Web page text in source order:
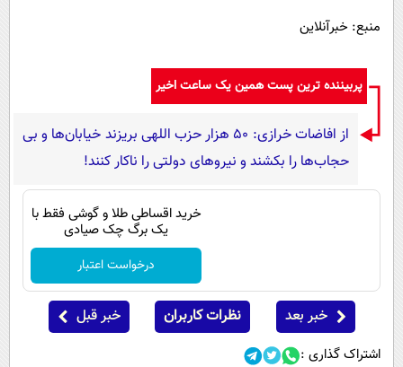
منبع: خبرآنلاین
پربیننده ترین پست همین یک ساعت اخیر
از افاضات خرازی: ۵۰ هزار حزب اللهی بریزند خیابان‌ها و بی
حجاب‌ها را بکشند و نیرو‌های دولتی را ناکار کنند!
خرید اقساطی طلا و گوشی فقط با
یک برگ چک صیادی
درخواست اعتبار
خبر بعد نظرات کاربران خبر قبل
اشتراک گذاری :